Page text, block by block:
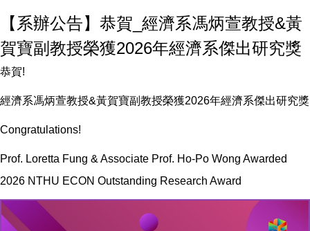
【系辦公告】恭賀_經濟系馮炳萱教授&黃
賀寶副教授榮獲2026年經濟系傑出研究獎
恭賀!
經濟系馮炳萱教授&黃賀寶副教授榮獲2026年經濟系傑出研究獎
Congratulations!
Prof. Loretta Fung & Associate Prof. Ho-Po Wong Awarded
2026 NTHU ECON Outstanding Research Award